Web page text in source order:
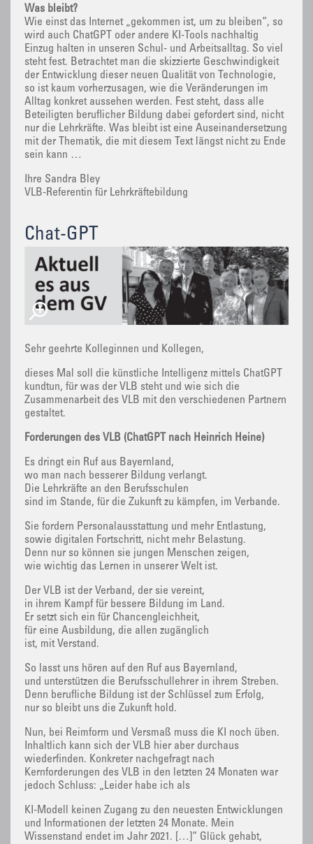
Was bleibt?
Wie einst das Internet „gekommen ist, um zu bleiben“, so
wird auch ChatGPT oder andere KI-Tools nachhaltig
Einzug halten in unseren Schul- und Arbeitsalltag. So viel
steht fest. Betrachtet man die skizzierte Geschwindigkeit
der Entwicklung dieser neuen Qualität von Technologie,
so ist kaum vorherzusagen, wie die Veränderungen im
Alltag konkret aussehen werden. Fest steht, dass alle
Beteiligten beruflicher Bildung dabei gefordert sind, nicht
nur die Lehrkräfte. Was bleibt ist eine Auseinandersetzung
mit der Thematik, die mit diesem Text längst nicht zu Ende
sein kann …
Ihre Sandra Bley
VLB-Referentin für Lehrkräftebildung
Chat-GPT
Sehr geehrte Kolleginnen und Kollegen,
dieses Mal soll die künstliche Intelligenz mittels ChatGPT
kundtun, für was der VLB steht und wie sich die
Zusammenarbeit des VLB mit den verschiedenen Partnern
gestaltet.
Forderungen des VLB (ChatGPT nach Heinrich Heine)
Es dringt ein Ruf aus Bayernland,
wo man nach besserer Bildung verlangt.
Die Lehrkräfte an den Berufsschulen
sind im Stande, für die Zukunft zu kämpfen, im Verbande.
Sie fordern Personalausstattung und mehr Entlastung,
sowie digitalen Fortschritt, nicht mehr Belastung.
Denn nur so können sie jungen Menschen zeigen,
wie wichtig das Lernen in unserer Welt ist.
Der VLB ist der Verband, der sie vereint,
in ihrem Kampf für bessere Bildung im Land.
Er setzt sich ein für Chancengleichheit,
für eine Ausbildung, die allen zugänglich
ist, mit Verstand.
So lasst uns hören auf den Ruf aus Bayernland,
und unterstützen die Berufsschullehrer in ihrem Streben.
Denn berufliche Bildung ist der Schlüssel zum Erfolg,
nur so bleibt uns die Zukunft hold.
Nun, bei Reimform und Versmaß muss die KI noch üben.
Inhaltlich kann sich der VLB hier aber durchaus
wiederfinden. Konkreter nachgefragt nach
Kernforderungen des VLB in den letzten 24 Monaten war
jedoch Schluss: „Leider habe ich als
KI-Modell keinen Zugang zu den neuesten Entwicklungen
und Informationen der letzten 24 Monate. Mein
Wissenstand endet im Jahr 2021. […]“ Glück gehabt,